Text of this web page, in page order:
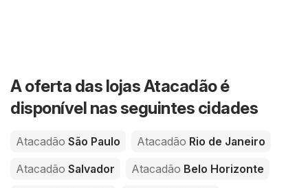
A oferta das lojas Atacadão é
disponível nas seguintes cidades
Atacadão São Paulo Atacadão Rio de Janeiro
Atacadão Salvador Atacadão Belo Horizonte